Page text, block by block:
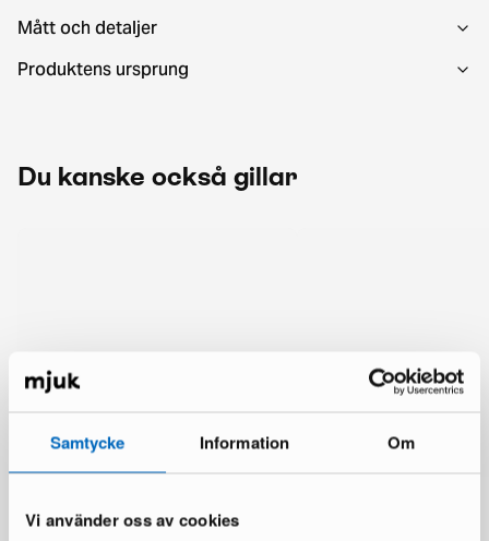
Samtycke Information Om
Vi använder oss av cookies
Mått och detaljer
Produktens ursprung
Du kanske också gillar